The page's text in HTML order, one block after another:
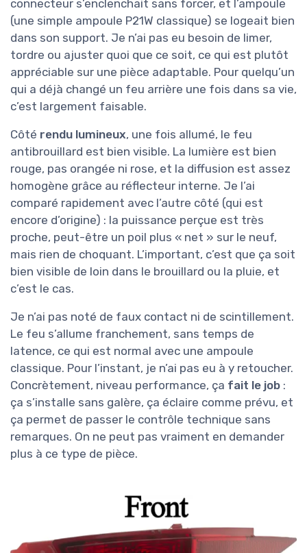
connecteur s’enclenchait sans forcer, et l’ampoule
(une simple ampoule P21W classique) se logeait bien
dans son support. Je n’ai pas eu besoin de limer,
tordre ou ajuster quoi que ce soit, ce qui est plutôt
appréciable sur une pièce adaptable. Pour quelqu’un
qui a déjà changé un feu arrière une fois dans sa vie,
c’est largement faisable.
Côté rendu lumineux, une fois allumé, le feu
antibrouillard est bien visible. La lumière est bien
rouge, pas orangée ni rose, et la diffusion est assez
homogène grâce au réflecteur interne. Je l’ai
comparé rapidement avec l’autre côté (qui est
encore d’origine) : la puissance perçue est très
proche, peut-être un poil plus « net » sur le neuf,
mais rien de choquant. L’important, c’est que ça soit
bien visible de loin dans le brouillard ou la pluie, et
c’est le cas.
Je n’ai pas noté de faux contact ni de scintillement.
Le feu s’allume franchement, sans temps de
latence, ce qui est normal avec une ampoule
classique. Pour l’instant, je n’ai pas eu à y retoucher.
Concrètement, niveau performance, ça fait le job :
ça s’installe sans galère, ça éclaire comme prévu, et
ça permet de passer le contrôle technique sans
remarques. On ne peut pas vraiment en demander
plus à ce type de pièce.